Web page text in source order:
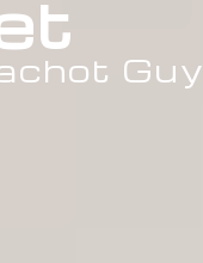
Guy